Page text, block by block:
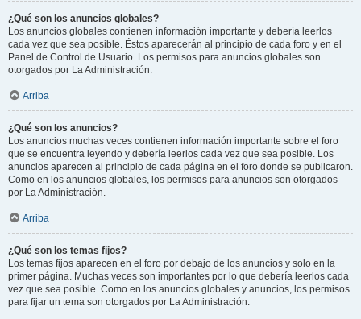
¿Qué son los anuncios globales?
Los anuncios globales contienen información importante y debería leerlos
cada vez que sea posible. Éstos aparecerán al principio de cada foro y en el
Panel de Control de Usuario. Los permisos para anuncios globales son
otorgados por La Administración.
Arriba
¿Qué son los anuncios?
Los anuncios muchas veces contienen información importante sobre el foro
que se encuentra leyendo y debería leerlos cada vez que sea posible. Los
anuncios aparecen al principio de cada página en el foro donde se publicaron.
Como en los anuncios globales, los permisos para anuncios son otorgados
por La Administración.
Arriba
¿Qué son los temas fijos?
Los temas fijos aparecen en el foro por debajo de los anuncios y solo en la
primer página. Muchas veces son importantes por lo que debería leerlos cada
vez que sea posible. Como en los anuncios globales y anuncios, los permisos
para fijar un tema son otorgados por La Administración.